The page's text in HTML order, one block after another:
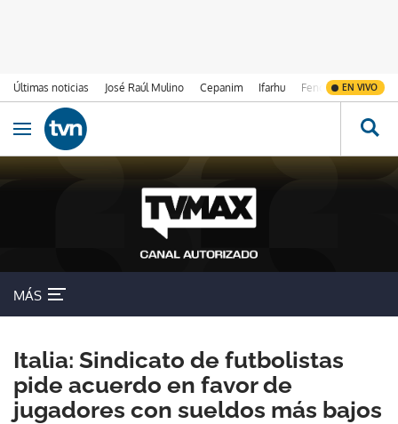
Últimas noticias José Raúl Mulino Cepanim Ifarhu Fenómeno de El
EN VIVO
Ir al contenido
Obrir navegació
MÁS
Italia: Sindicato de futbolistas
pide acuerdo en favor de
jugadores con sueldos más bajos